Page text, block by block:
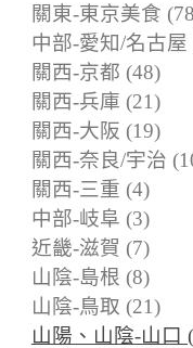
關東-東京美食
中部-愛知/名古屋
關西-京都 (48)
關西-兵庫 (21)
關西-大阪 (19)
關西-奈良/宇治
關西-三重 (4)
中部-岐阜 (3)
近畿-滋賀 (7)
山陰-島根 (8)
山陰-鳥取 (21)
山陽、山陰-山口